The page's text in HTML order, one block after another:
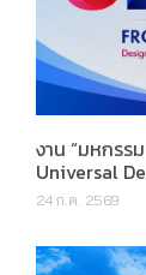
งาน “มหกรร
Universal
24 ก.ค. 2569